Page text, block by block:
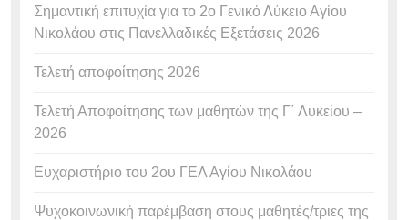
Σημαντική επιτυχία για το 2ο Γενικό Λύκειο Αγίου
Νικολάου στις Πανελλαδικές Εξετάσεις 2026
Τελετή αποφοίτησης 2026
Τελετή Αποφοίτησης των μαθητών της Γ΄ Λυκείου –
2026
Ευχαριστήριο του 2ου ΓΕΛ Αγίου Νικολάου
Ψυχοκοινωνική παρέμβαση στους μαθητές/τριες της